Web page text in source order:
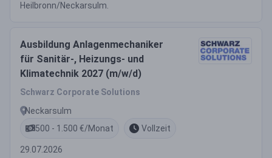
Heilbronn/Neckarsulm.
Ausbildung Anlagenmechaniker
für Sanitär-, Heizungs- und
Klimatechnik 2027 (m/w/d)
Schwarz Corporate Solutions
Neckarsulm
500 - 1.500 €/Monat
Vollzeit
29.07.2026